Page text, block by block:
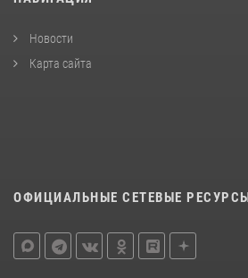
Новости
Карта сайта
ОФИЦИАЛЬНЫЕ СЕТЕВЫЕ РЕСУРСЫ